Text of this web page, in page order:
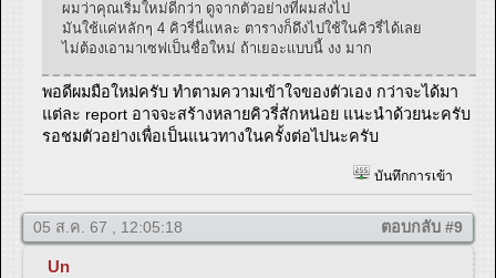
ผมว่าคุณเริ่มใหม่ดีกว่า ดูจากตัวอย่างที่ผมส่งไป
มันใช้แค่หลักๆ 4 คิวรี่นี่แหละ ตารางก็ดึงไปใช้ในคิวรี่ได้เลย
ไม่ต้องเอามาเซฟเป็นชื่อใหม่ ถ้าเยอะแบบนี้ งง มาก
พอดีผมมือใหม่ครับ ทำตามความเข้าใจของตัวเอง กว่าจะได้มา
แต่ละ report อาจจะสร้างหลายคิวรี่สักหน่อย แนะนำด้วยนะครับ
รอชมตัวอย่างเพื่อเป็นแนวทางในครั้งต่อไปนะครับ
บันทึกการเข้า
05 ส.ค. 67 , 12:05:18 ตอบกลับ #9
Un